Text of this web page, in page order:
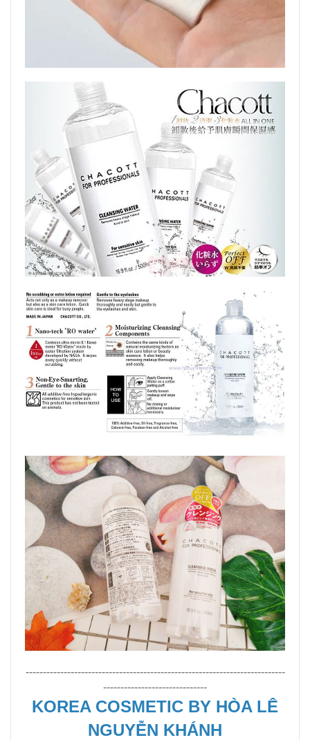
---------------------------------------------------------------------------
------------------------------
KOREA COSMETIC BY HÒA LÊ
NGUYỄN KHÁNH